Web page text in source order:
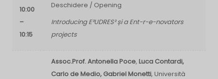
10:00
–
10:15
Deschidere / Opening
Introducing E³UDRES² și a Ent-r-e-novators
projects
Assoc.Prof. Antonella Poce, Luca Contardi,
Carlo de Medio, Gabriel Monetti, Università